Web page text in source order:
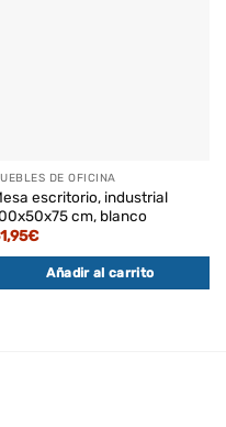
DE OFICINA
escritorio, industrial
cm, blanco
€
Añadir al carrito